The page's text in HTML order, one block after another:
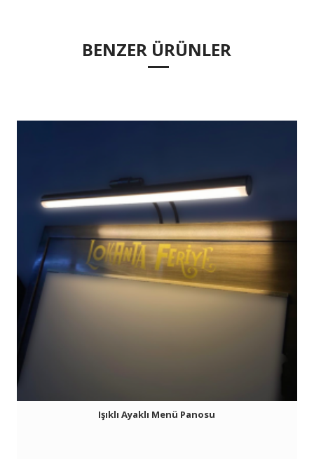
BENZER ÜRÜNLER
Işıklı Ayaklı Menü Panosu